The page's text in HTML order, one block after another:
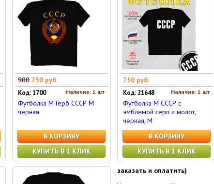
900 750 руб.
Наличие: 1 шт
Код: 1700
Футболка M Герб СССР M
черная
В КОРЗИНУ
КУПИТЬ В 1 КЛИК
750 руб.
Наличие: 1 шт
Код: 21648
Футболка M СССР с
эмблемой серп и молот,
черная, M
В КОРЗИНУ
КУПИТЬ В 1 КЛИК
заказать и оплатить)